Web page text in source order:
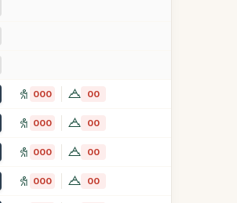
000 00
000 00
000 00
000 00